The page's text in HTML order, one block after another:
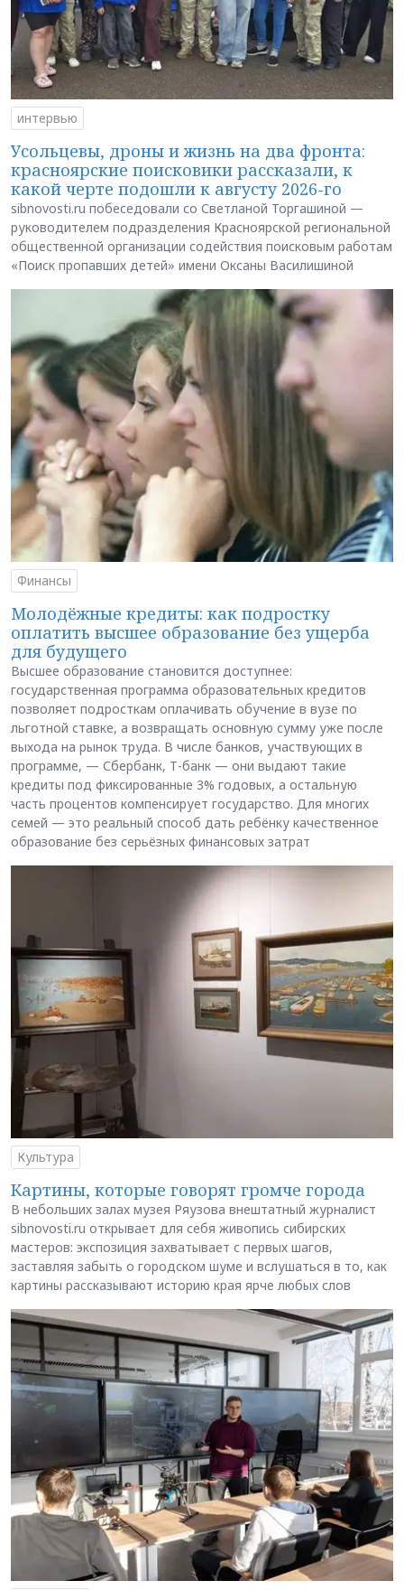
интервью
Усольцевы, дроны и жизнь на два фронта:
красноярские поисковики рассказали, к
какой черте подошли к августу 2026-го
sibnovosti.ru побеседовали со Светланой Торгашиной —
руководителем подразделения Красноярской региональной
общественной организации содействия поисковым работам
«Поиск пропавших детей» имени Оксаны Василишиной
Финансы
Молодёжные кредиты: как подростку
оплатить высшее образование без ущерба
для будущего
Высшее образование становится доступнее:
государственная программа образовательных кредитов
позволяет подросткам оплачивать обучение в вузе по
льготной ставке, а возвращать основную сумму уже после
выхода на рынок труда. В числе банков, участвующих в
программе, — Сбербанк, Т-банк — они выдают такие
кредиты под фиксированные 3% годовых, а остальную
часть процентов компенсирует государство. Для многих
семей — это реальный способ дать ребёнку качественное
образование без серьёзных финансовых затрат
Культура
Картины, которые говорят громче города
В небольших залах музея Ряузова внештатный журналист
sibnovosti.ru открывает для себя живопись сибирских
мастеров: экспозиция захватывает с первых шагов,
заставляя забыть о городском шуме и вслушаться в то, как
картины рассказывают историю края ярче любых слов